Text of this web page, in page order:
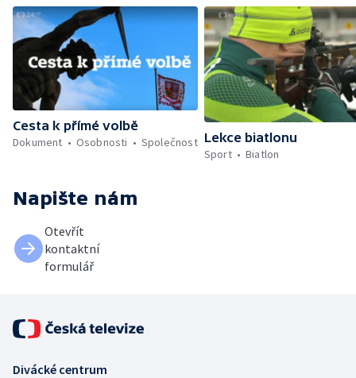
Cesta k přímé volbě
Dokument
Osobnosti Společnost Lekce biatlonu
Sport
Biatlon
Napište nám
Otevřít
kontaktní
formulář
Divácké centrum